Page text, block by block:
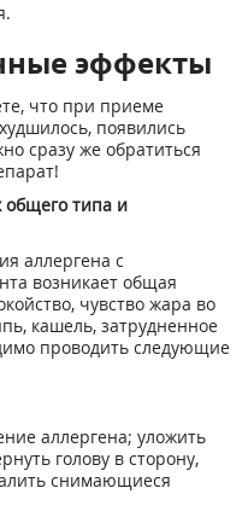
эффекты
что при приеме
появились
сразу же обратиться
типа и
аллергена с
возникает общая
чувство жара во
кашель, затрудненное
проводить следующие
аллергена; уложить
голову в сторону,
снимающиеся